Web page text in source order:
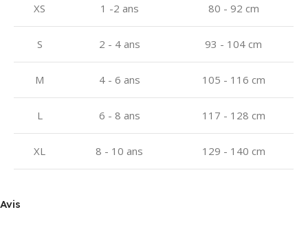
XS 1 -2 ans 80 - 92 cm
S 2 - 4 ans 93 - 104 cm
M 4 - 6 ans 105 - 116 cm
L 6 - 8 ans 117 - 128 cm
XL 8 - 10 ans 129 - 140 cm
Avis